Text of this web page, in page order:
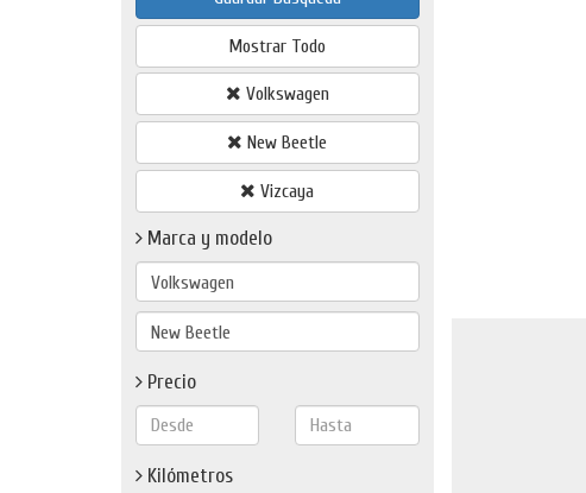
Mostrar Todo
Volkswagen
New Beetle
Vizcaya
Marca y modelo
Precio
Kilómetros